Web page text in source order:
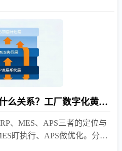
ERP、MES、APS到底什么关系？工厂数字化黄金三角
、MES、APS三者的定位与
盯执行、APS做优化。分析